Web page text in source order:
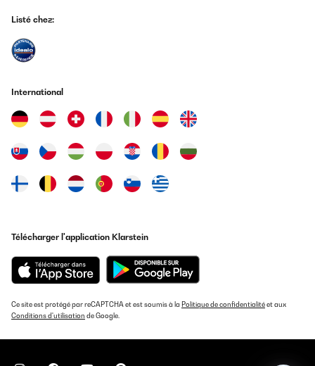
mold in the house. I start a movie, and by the time it ends, it has
emptied the tank. It's not the quietest, but you can get used to the
Amazon user
Traduire
Sehr tolle gärat. Bis jetzt bin ich sehr zufrieden.
Traduire
Listé chez:
International
Télécharger l'application Klarstein
Ce site est protégé par reCAPTCHA et est soumis à la Politique de confidentialitéet aux
Conditions d'utilisation de Google.